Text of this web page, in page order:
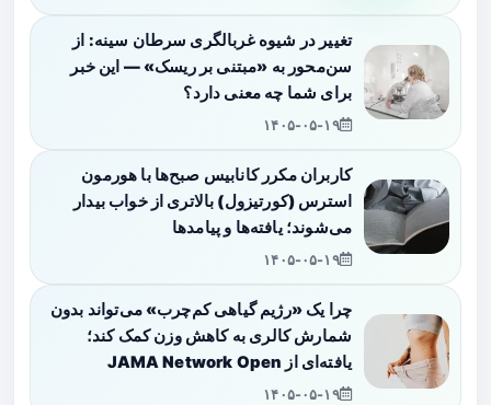
تغییر در شیوه غربالگری سرطان سینه: از
سن‌محور به «مبتنی بر ریسک» — این خبر
برای شما چه معنی دارد؟
۱۴۰۵-۰۵-۱۹
کاربران مکرر کانابیس صبح‌ها با هورمون
استرس (کورتیزول) بالاتری از خواب بیدار
می‌شوند؛ یافته‌ها و پیامدها
۱۴۰۵-۰۵-۱۹
چرا یک «رژیم گیاهی کم‌چرب» می‌تواند بدون
شمارش کالری به کاهش وزن کمک کند؛
یافته‌ای از JAMA Network Open
۱۴۰۵-۰۵-۱۹